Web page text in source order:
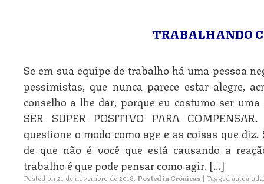
TRABALHANDO
Se em sua equipe de trabalho há uma pessoa
pessimistas, que nunca parece estar alegre,
conselho a lhe dar, porque eu costumo ser
SER SUPER POSITIVO PARA
questione o modo como age e as coisas que
de que não é você que está causando a
trabalho é que pode pensar como agir. […]
Posted on 21 de novembro de 2018. Posted in Crônicas | Tagged autoajuda